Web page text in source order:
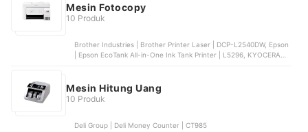
Erasable Pen/Fabric Marker
Mesin Fotocopy
10 Produk
Brother Industries | Brother Printer Laser | DCP-L2540DW, Epson
| Epson EcoTank All-in-One Ink Tank Printer | L5296, KYOCERA
Kyocera Ecosys | M2040dn, Epson | EcoTank A3 Wi-Fi Duplex All-
in-One Ink Tank Printer | L15150
Mesin Hitung Uang
10 Produk
Deli Group | Deli Money Counter | CT985